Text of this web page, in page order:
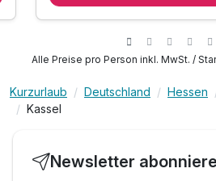
* freie Nutzung von Tram und
inkl. 1 Fl. Wasser auf dem
inkl. Adressen & Insidertipps zu
inkl. Audioguide Street Art in
Alle Preise pro Person inkl. MwSt. /
Kurzurlaub Deutschland Hessen
Kassel
Newsletter